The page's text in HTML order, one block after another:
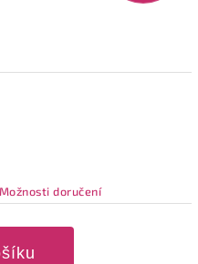
Možnosti doručení